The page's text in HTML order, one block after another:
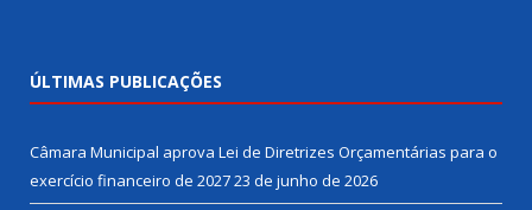
ÚLTIMAS PUBLICAÇÕES
Câmara Municipal aprova Lei de Diretrizes Orçamentárias para o
exercício financeiro de 202723 de junho de 2026